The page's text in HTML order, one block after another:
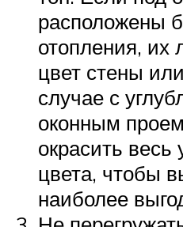
расположены
отопления, их
цвет стены
случае с
оконным
окрасить весь
цвета, чтобы
наиболее